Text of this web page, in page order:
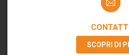
SCOPRI DI